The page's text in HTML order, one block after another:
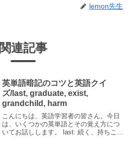
lemon先生
関連記事
英単語暗記のコツと英語クイ
ズ/last, graduate, exist,
grandchild, harm
こんにちは、英語学習者の皆さん。今日
は、いくつかの英単語とその覚え方につ
いてお話しします。 last: 続く、持ちこた